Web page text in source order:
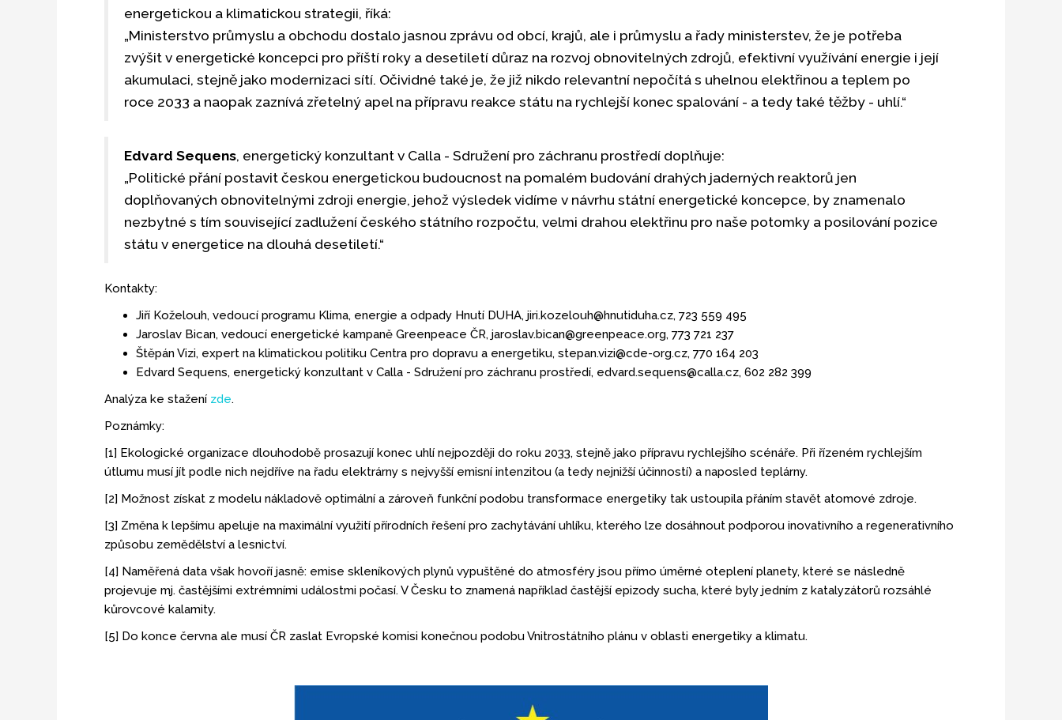
energetickou a klimatickou strategii, říká:
„Ministerstvo průmyslu a obchodu dostalo jasnou zprávu od obcí, krajů, ale i průmyslu a řady ministerstev, že je potřeba
zvýšit v energetické koncepci pro příští roky a desetiletí důraz na rozvoj obnovitelných zdrojů, efektivní využívání energie i její
akumulaci, stejně jako modernizaci sítí. Očividné také je, že již nikdo relevantní nepočítá s uhelnou elektřinou a teplem po
roce 2033 a naopak zaznívá zřetelný apel na přípravu reakce státu na rychlejší konec spalování - a tedy také těžby - uhlí.“
Edvard Sequens, energetický konzultant v Calla - Sdružení pro záchranu prostředí doplňuje:
„Politické přání postavit českou energetickou budoucnost na pomalém budování drahých jaderných reaktorů jen
doplňovaných obnovitelnými zdroji energie, jehož výsledek vidíme v návrhu státní energetické koncepce, by znamenalo
nezbytné s tím související zadlužení českého státního rozpočtu, velmi drahou elektřinu pro naše potomky a posilování pozice
státu v energetice na dlouhá desetiletí.“
Kontakty:
Jiří Koželouh, vedoucí programu Klima, energie a odpady Hnutí DUHA, jiri.kozelouh@hnutiduha.cz, 723 559 495
Jaroslav Bican, vedoucí energetické kampaně Greenpeace ČR, jaroslav.bican@greenpeace.org, 773 721 237
Štěpán Vizi, expert na klimatickou politiku Centra pro dopravu a energetiku, stepan.vizi@cde-org.cz, 770 164 203
Edvard Sequens, energetický konzultant v Calla - Sdružení pro záchranu prostředí, edvard.sequens@calla.cz, 602 282 399
Analýza ke stažení zde.
Poznámky:
[1] Ekologické organizace dlouhodobě prosazují konec uhlí nejpozději do roku 2033, stejně jako přípravu rychlejšího scénáře. Při řízeném rychlejším
útlumu musí jít podle nich nejdříve na řadu elektrárny s nejvyšší emisní intenzitou (a tedy nejnižší účinností) a naposled teplárny.
[2] Možnost získat z modelu nákladově optimální a zároveň funkční podobu transformace energetiky tak ustoupila přáním stavět atomové zdroje.
[3] Změna k lepšímu apeluje na maximální využití přírodních řešení pro zachytávání uhlíku, kterého lze dosáhnout podporou inovativního a regenerativního
způsobu zemědělství a lesnictví.
[4] Naměřená data však hovoří jasně: emise skleníkových plynů vypuštěné do atmosféry jsou přímo úměrné oteplení planety, které se následně
projevuje mj. častějšími extrémními událostmi počasí. V Česku to znamená například častější epizody sucha, které byly jedním z katalyzátorů rozsáhlé
kůrovcové kalamity.
[5] Do konce června ale musí ČR zaslat Evropské komisi konečnou podobu Vnitrostátního plánu v oblasti energetiky a klimatu.